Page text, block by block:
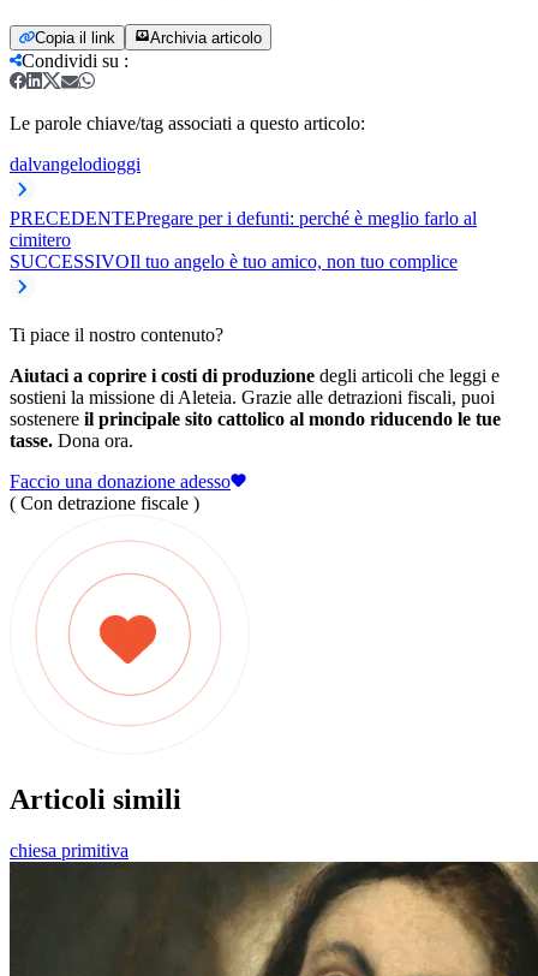
Copia il link Archivia articolo
Condividi su :
Le parole chiave/tag associati a questo articolo:
dalvangelodioggi
PRECEDENTEPregare per i defunti: perché è meglio farlo al
cimitero
SUCCESSIVOIl tuo angelo è tuo amico, non tuo complice
Ti piace il nostro contenuto?
Aiutaci a coprire i costi di produzione degli articoli che leggi e
sostieni la missione di Aleteia. Grazie alle detrazioni fiscali, puoi
sostenere il principale sito cattolico al mondo riducendo le tue
tasse. Dona ora.
Faccio una donazione adesso
( Con detrazione fiscale )
Articoli simili
chiesa primitiva